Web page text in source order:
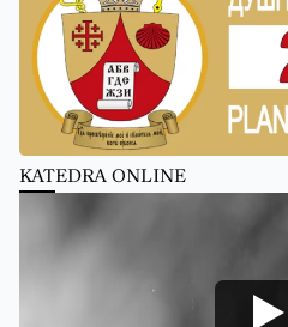
KATEDRA ONLINE